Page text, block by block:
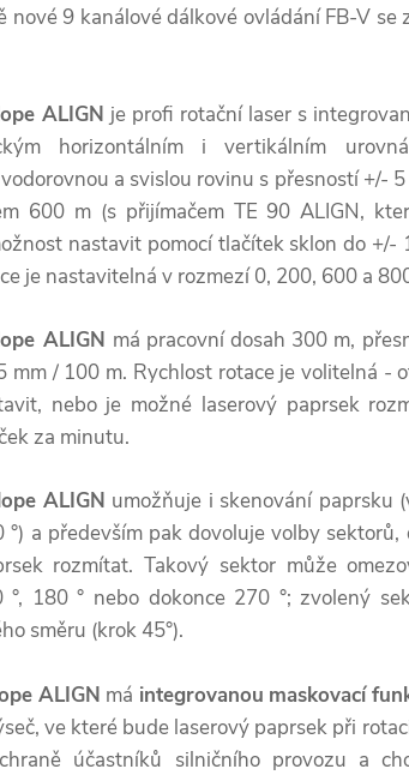
nové 9 kanálové dálkové ovládání FB-V se
ALIGN je profi rotační laser s
horizontálním i vertikálním
a svislou rovinu s přesností +/-
600 m (s přijímačem TE 90 ALIGN,
nastavit pomocí tlačítek sklon do +/-
je nastavitelná v rozmezí 0, 200, 600 a
ALIGN má pracovní dosah 300 m,
mm / 100 m. Rychlost rotace je volitelná -
nebo je možné laserový paprsek
za minutu.
ALIGN umožňuje i skenování paprsku
°) a především pak dovoluje volby
rozmítat. Takový sektor může
180 ° nebo dokonce 270 °; zvolený
směru (krok 45°).
ALIGN má integrovanou maskovací
ve které bude laserový paprsek při
účastníků silničního provozu a